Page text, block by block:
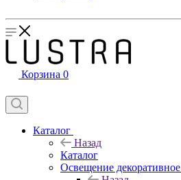
Корзина 0
Каталог
Назад
Каталог
Освещение декоративное